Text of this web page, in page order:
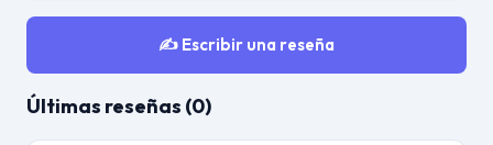
✍️ Escribir una reseña
Últimas reseñas (0)